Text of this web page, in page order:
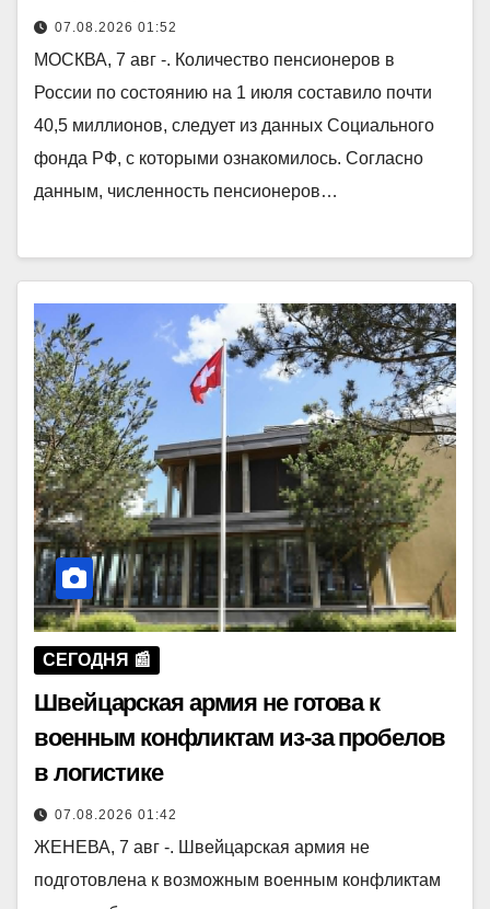
07.08.2026 01:52
МОСКВА, 7 авг -. Количество пенсионеров в
России по состоянию на 1 июля составило почти
40,5 миллионов, следует из данных Социального
фонда РФ, с которыми ознакомилось. Согласно
данным, численность пенсионеров…
СЕГОДНЯ 📰
Швейцарская армия не готова к
военным конфликтам из-за пробелов
в логистике
07.08.2026 01:42
ЖЕНЕВА, 7 авг -. Швейцарская армия не
подготовлена к возможным военным конфликтам